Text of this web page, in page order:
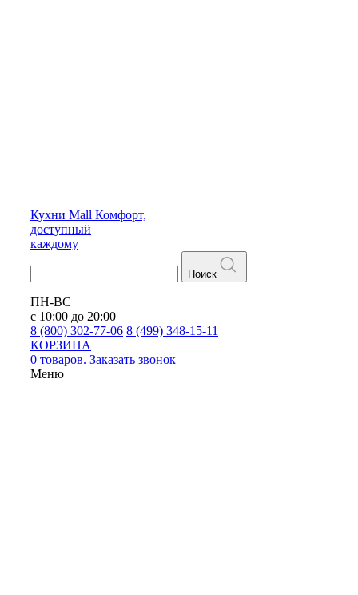
Кухни Mall Комфорт,
доступный
каждому
Поиск
ПН-ВС
с 10:00 до 20:00
8 (800) 302-77-06 8 (499) 348-15-11
КОРЗИНА
0 товаров. Заказать звонок
Меню